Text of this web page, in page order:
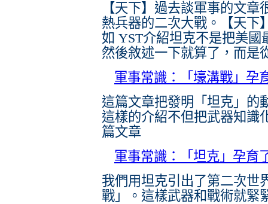
【天下】過去談軍事的文
熱兵器的二次大戰。【天下
如 YST介紹坦克不是把美
然後敘述一下就算了，而是
軍事常識：「壕溝戰」孕
這篇文章把發明「坦克」的
這樣的介紹不但把武器知識
篇文章
軍事常識：「坦克」孕育
我們用坦克引出了第二次
戰」。這樣武器和戰術就緊